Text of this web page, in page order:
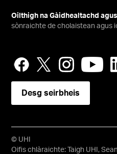
Oilthigh na Gàidhealtachd
sònraichte de cholaistean agus
Desg seirbheis
© UHI
Oifis chlàraichte: Taigh UHI,